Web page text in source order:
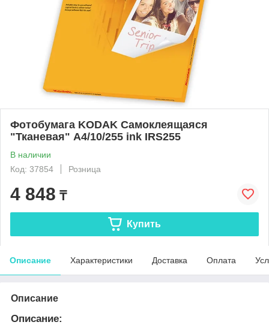
Фотобумага KODAK Самоклеящаяся
"Тканевая" A4/10/255 ink IRS255
В наличии
Код: 37854
Розница
4 848 ₸
Купить
Описание Характеристики Доставка Оплата
Описание
Описание: